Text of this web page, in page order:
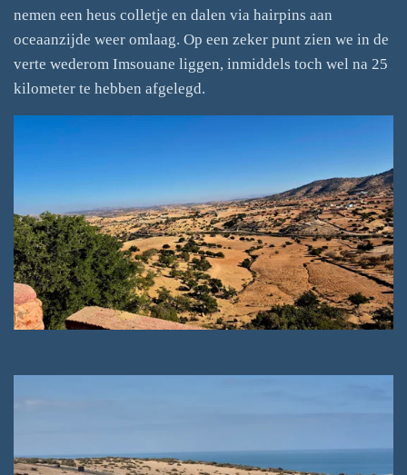
nemen een heus colletje en dalen via hairpins aan
oceaanzijde weer omlaag. Op een zeker punt zien we in de
verte wederom Imsouane liggen, inmiddels toch wel na 25
kilometer te hebben afgelegd.